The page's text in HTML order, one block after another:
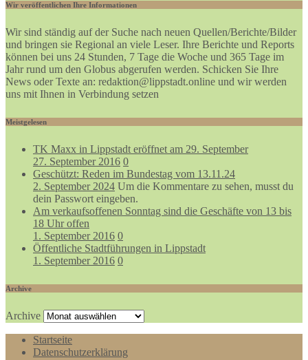
Wir veröffentlichen Ihre Informationen
Wir sind ständig auf der Suche nach neuen Quellen/Berichte/Bilder
und bringen sie Regional an viele Leser. Ihre Berichte und Reports
können bei uns 24 Stunden, 7 Tage die Woche und 365 Tage im
Jahr rund um den Globus abgerufen werden. Schicken Sie Ihre
News oder Texte an: redaktion@lippstadt.online und wir werden
uns mit Ihnen in Verbindung setzen
Meistgelesen
TK Maxx in Lippstadt eröffnet am 29. September
27. September 2016 0
Geschützt: Reden im Bundestag vom 13.11.24
2. September 2024 Um die Kommentare zu sehen, musst du
dein Passwort eingeben.
Am verkaufsoffenen Sonntag sind die Geschäfte von 13 bis
18 Uhr offen
1. September 2016 0
Öffentliche Stadtführungen in Lippstadt
1. September 2016 0
Archive
Archive
Startseite
Datenschutzerklärung